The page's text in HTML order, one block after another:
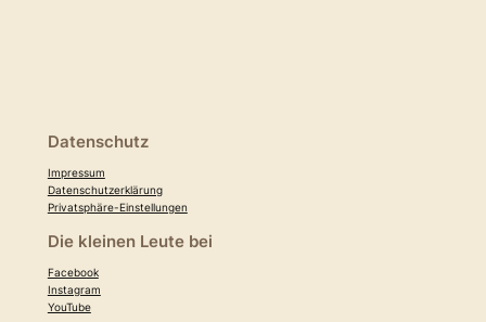
Datenschutz
Impressum
Datenschutzerklärung
Privatsphäre-Einstellungen
Die kleinen Leute bei
Facebook
Instagram
YouTube